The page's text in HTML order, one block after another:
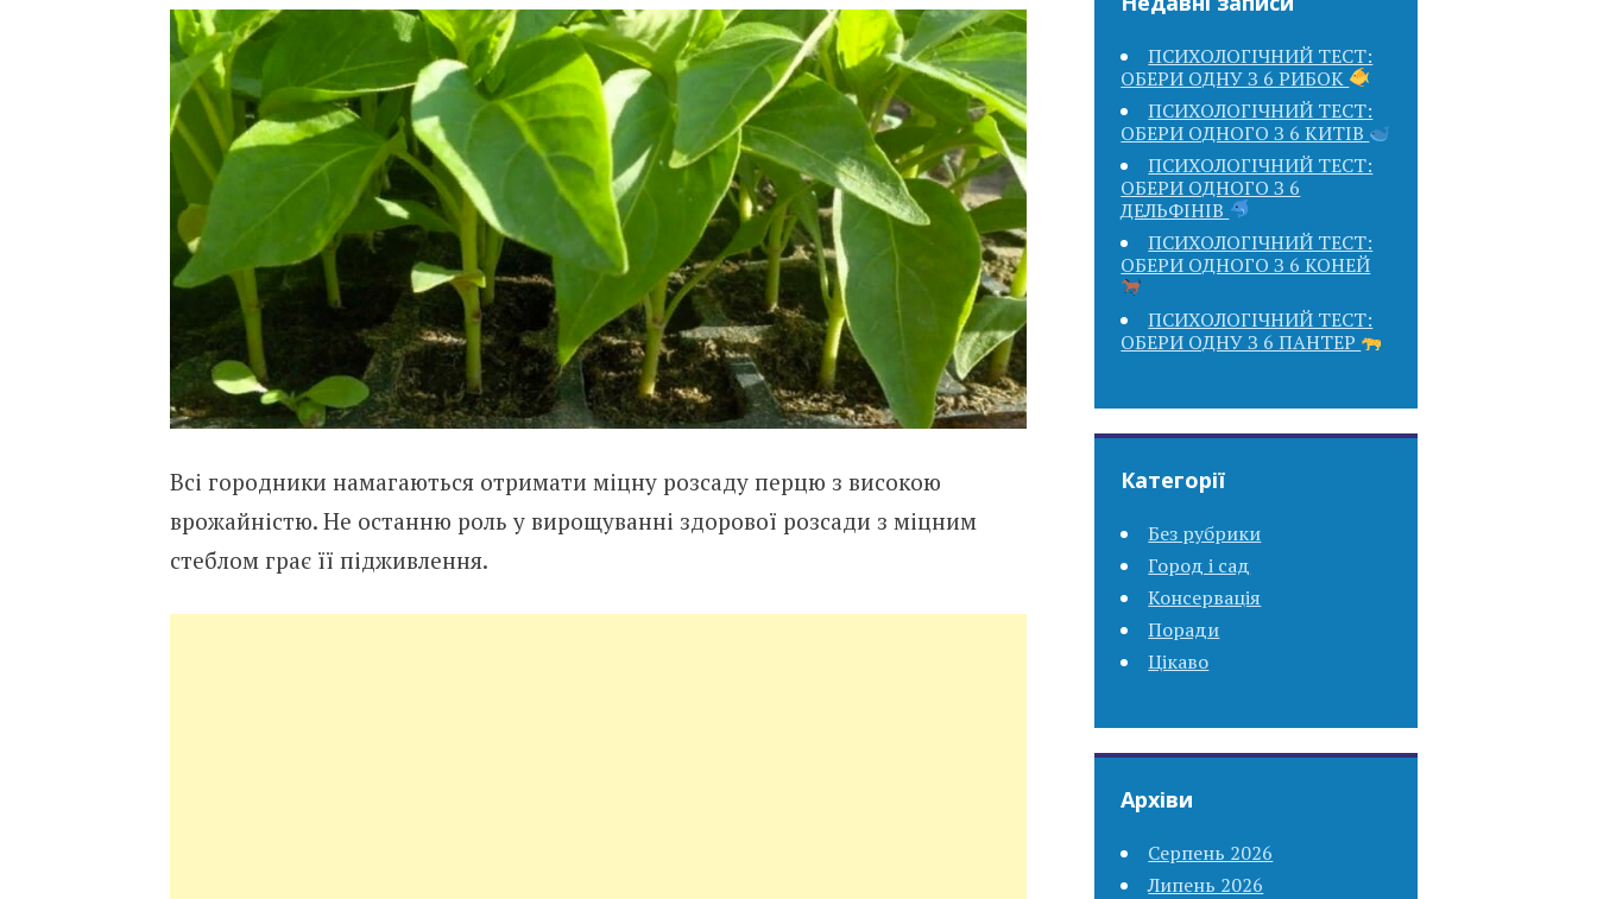
Всі городники намагаються отримати міцну розсаду перцю з високою
врожайністю. Не останню роль у вирощуванні здорової розсади з міцним
стеблом грає її підживлення.
ПСИХОЛОГІЧНИЙ ТЕСТ:
ОБЕРИ ОДНУ З 6 РИБОК
ПСИХОЛОГІЧНИЙ ТЕСТ:
ОБЕРИ ОДНОГО З 6 КИТІВ
ПСИХОЛОГІЧНИЙ ТЕСТ:
ОБЕРИ ОДНОГО З 6
ДЕЛЬФІНІВ
ПСИХОЛОГІЧНИЙ ТЕСТ:
ОБЕРИ ОДНОГО З 6 КОНЕЙ
ПСИХОЛОГІЧНИЙ ТЕСТ:
ОБЕРИ ОДНУ З 6 ПАНТЕР
Категорії
Без рубрики
Город і сад
Консервація
Поради
Цікаво
Архіви
Серпень 2026
Липень 2026